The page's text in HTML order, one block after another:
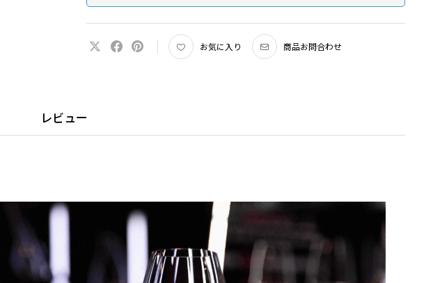
お気に入り 商品お問合わせ
レビュー